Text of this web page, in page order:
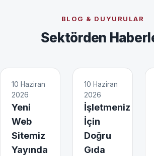
BLOG & DUYURULAR
Sektörden
10 Haziran
2026
Yeni
Web
Sitemiz
Yayında
10 Haziran
2026
İşletmeniz
İçin
Doğru
Gıda